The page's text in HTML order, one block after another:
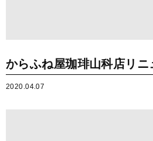
からふね屋珈琲山科店リ
2020.04.07